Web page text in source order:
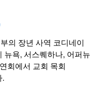
의 장년 사역 코디네이
뉴욕, 서스퀘하나, 어퍼뉴
회에서 교회 목회
.